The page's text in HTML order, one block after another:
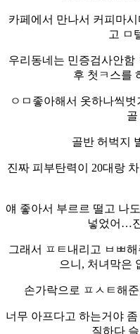
카페에서 만나서 커피마
고 ㅁ
우리동네는 민증검사안함
후 첫ㅋ스를
ㅇㅁ좋아해서 옷하나씩
골
골반 허벅지
진짜 피부탄력이 20대랑
얘 좋아서 부르르 떨고 나
넣었어…
그래서 ㅍㅌ내리고 ㅂㅃ
으니, 처녀막은
손가락으로 ㅍㅅㅌ해
너무 아프다고 하는거야
질하다